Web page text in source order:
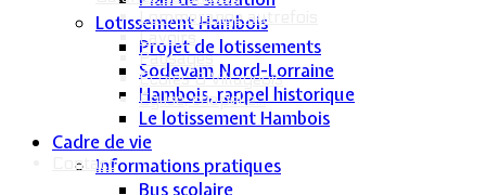
Lommerange autrefois
Lavoirs
Paysages
Écoles & Villageois
Église, chapelle...
Contact
Lotissement Hambois
Projet de lotissements
Sodevam Nord-Lorraine
Hambois, rappel historique
Le lotissement Hambois
Cadre de vie
Informations pratiques
Bus scolaire